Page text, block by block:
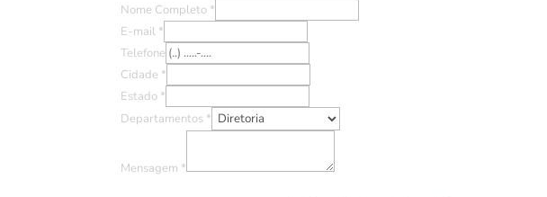
Nome Completo *
E-mail *
Telefone
Cidade *
Estado *
Departamentos *
Mensagem *